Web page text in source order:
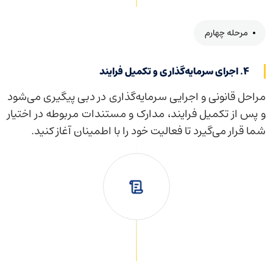
۴. اجرای سرمایه‌گذاری و تکمیل فرایند
مراحل قانونی و اجرایی سرمایه‌گذاری در دبی پیگیری می‌شود
و پس از تکمیل فرایند، مدارک و مستندات مربوطه در اختیار
شما قرار می‌گیرد تا فعالیت خود را با اطمینان آغاز کنید.
مرحله چهارم